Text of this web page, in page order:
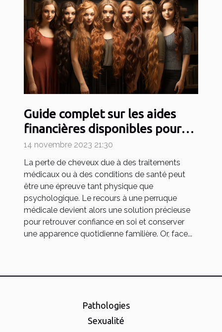
Guide complet sur les aides
financières disponibles pour
l'achat de perruques médicales
14 novembre 2023 21:30
La perte de cheveux due à des traitements
médicaux ou à des conditions de santé peut
être une épreuve tant physique que
psychologique. Le recours à une perruque
médicale devient alors une solution précieuse
pour retrouver confiance en soi et conserver
une apparence quotidienne familière. Or, face...
Pathologies
Sexualité